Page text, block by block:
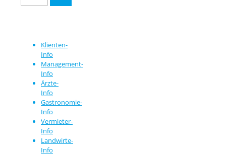
Klienten-
Info
Management-
Info
Ärzte-
Info
Gastronomie-
Info
Vermieter-
Info
Landwirte-
Info